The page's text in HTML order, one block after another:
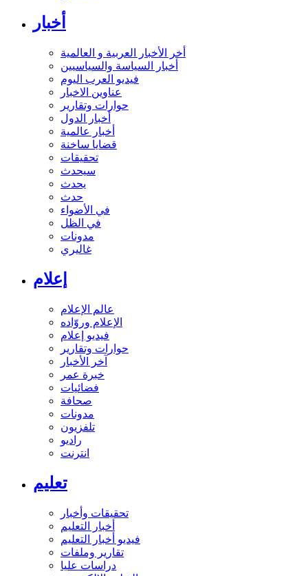
أخبار
أخر الأخبار العربية و العالمية
أخبار السياسة والسياسيين
فيديو العرب اليوم
عناوين الاخبار
حوارات وتقارير
أخبار الدول
أخبار عالمية
قضايا ساخنة
تحقيقات
سيحدث
يحدث
حدث
في الأضواء
في الظل
مدونات
غاليري
إعلام
عالم الإعلام
الإعلام وروّاده
فيديو إعلام
حوارات وتقارير
آخر الأخبار
خبرة عمر
فضائيات
صحافة
مدونات
تلفزيون
راديو
انترنت
تعليم
تحقيقات وأخبار
أخبار التعليم
فيديو أخبار التعليم
تقارير وملفات
دراسات عليا